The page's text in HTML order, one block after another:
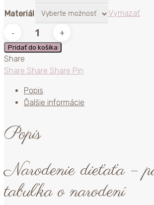
Materiál
Vymazať
množstvo
Darčeková
tabuľka
novorodenca
s
údajmi
Pridať do košíka
Share
Share Share Share Pin
Popis
Ďalšie informácie
Popis
Narodenie dieťaťa –
tabuľka o narodení